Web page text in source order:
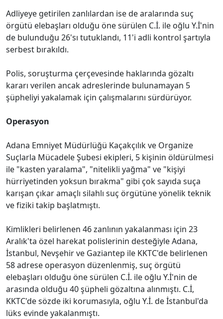
Adliyeye getirilen zanlılardan ise de aralarında suç
örgütü elebaşları olduğu öne sürülen C.İ. ile oğlu Y.İ'nin
de bulunduğu 26'sı tutuklandı, 11'i adli kontrol şartıyla
serbest bırakıldı.
Polis, soruşturma çerçevesinde haklarında gözaltı
kararı verilen ancak adreslerinde bulunamayan 5
şüpheliyi yakalamak için çalışmalarını sürdürüyor.
Operasyon
Adana Emniyet Müdürlüğü Kaçakçılık ve Organize
Suçlarla Mücadele Şubesi ekipleri, 5 kişinin öldürülmesi
ile "kasten yaralama", "nitelikli yağma" ve "kişiyi
hürriyetinden yoksun bırakma" gibi çok sayıda suça
karışan çıkar amaçlı silahlı suç örgütüne yönelik teknik
ve fiziki takip başlatmıştı.
Kimlikleri belirlenen 46 zanlının yakalanması için 23
Aralık'ta özel harekat polislerinin desteğiyle Adana,
İstanbul, Nevşehir ve Gaziantep ile KKTC'de belirlenen
58 adrese operasyon düzenlenmiş, suç örgütü
elebaşları olduğu öne sürülen C.İ. ile oğlu Y.İ'nin de
arasında olduğu 40 şüpheli gözaltına alınmıştı. C.İ,
KKTC'de sözde iki korumasıyla, oğlu Y.İ. de İstanbul'da
lüks evinde yakalanmıştı.